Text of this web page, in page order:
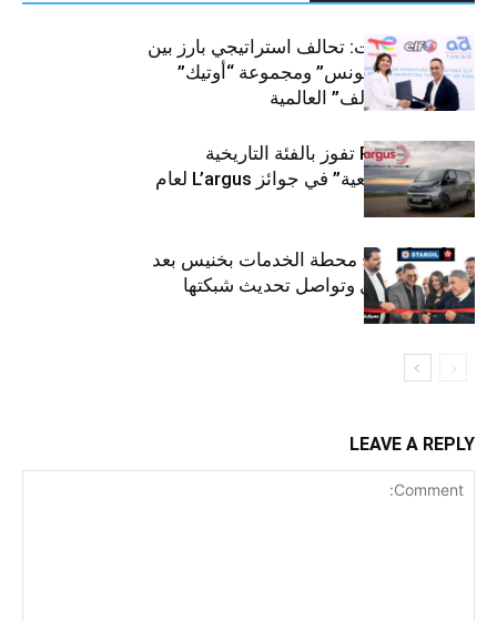
قطاع السيارات: تحالف استراتيجي بارز بين
“توتال إنرجيز تونس” ومجموعة “أوتيك”
لتوزيع زيوت “إلف” العالمية
كيا PV5 Cargo تفوز بالفئة التاريخية
“للمركبات النفعية” في جوائز L’argus لعام
2026
ستارأويل تفتتح محطة الخدمات بخنيس بعد
تجديدهابالكامل وتواصل تحديث شبكتها
LEAVE A REPLY